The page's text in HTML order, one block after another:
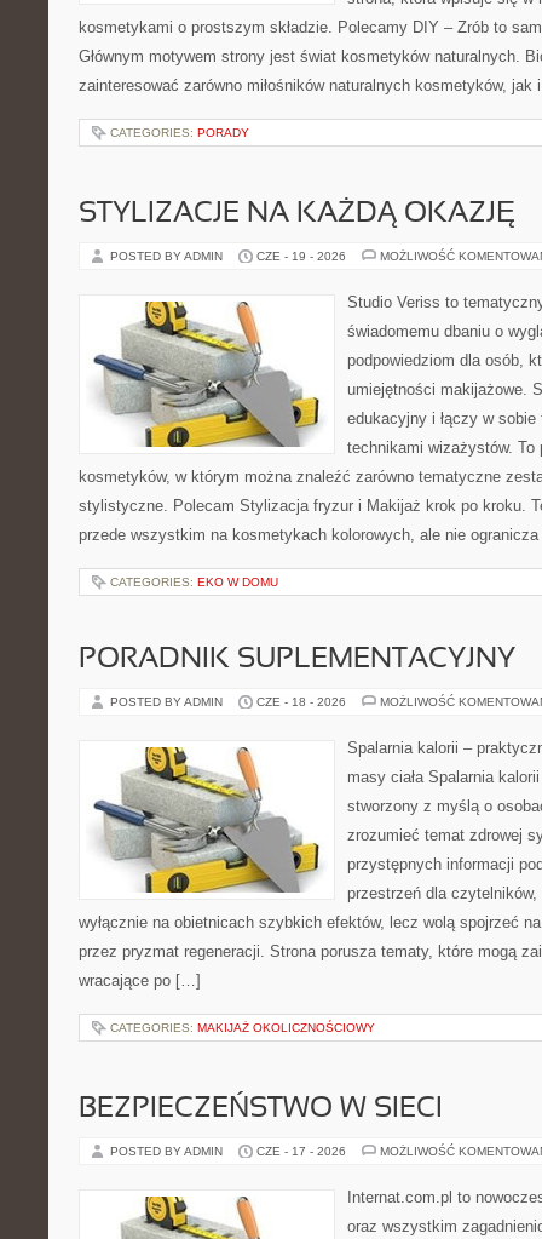
kosmetykami o prostszym składzie. Polecamy DIY – Zrób to
Głównym motywem strony jest świat kosmetyków naturalnych.
zainteresować zarówno miłośników naturalnych kosmetyków,
CATEGORIES: PORADY
STYLIZACJE NA KAŻDĄ OKAZJĘ
POSTED BY ADMIN CZE - 19 - 2026 MOŻLIWOŚĆ
Studio Veriss to
świadomemu dbaniu o
podpowiedziom dla osób,
umiejętności makijażowe.
edukacyjny i łączy w
technikami wizażystów. To
kosmetyków, w którym można znaleźć zarówno tematyczne
stylistyczne. Polecam Stylizacja fryzur i Makijaż krok po kroku.
przede wszystkim na kosmetykach kolorowych, ale nie
CATEGORIES: EKO W DOMU
PORADNIK SUPLEMENTACYJNY
POSTED BY ADMIN CZE - 18 - 2026 MOŻLIWOŚĆ
Spalarnia kalorii –
masy ciała Spalarnia
stworzony z myślą o
zrozumieć temat zdrowej
przystępnych informacji
przestrzeń dla
wyłącznie na obietnicach szybkich efektów, lecz wolą spojrzeć
przez pryzmat regeneracji. Strona porusza tematy, które mogą
wracające po […]
CATEGORIES: MAKIJAŻ OKOLICZNOŚCIOWY
BEZPIECZEŃSTWO W SIECI
POSTED BY ADMIN CZE - 17 - 2026 MOŻLIWOŚĆ
Internat.com.pl to
oraz wszystkim